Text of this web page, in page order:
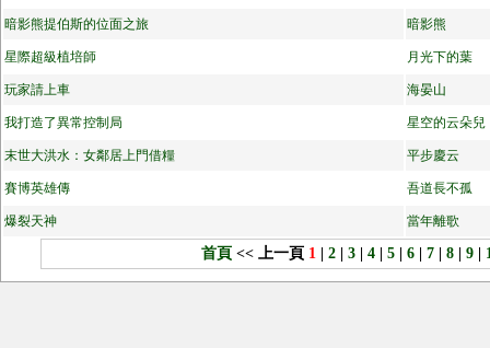
暗影熊提伯斯的位面之旅 暗影熊
星際超級植培師 月光下的葉
玩家請上車 海晏山
我打造了異常控制局 星空的云朵兒
末世大洪水：女鄰居上門借糧 平步慶云
賽博英雄傳 吾道長不孤
爆裂天神 當年離歌
首頁 << 上一頁 1 2 3 4 5 6 7 8 9